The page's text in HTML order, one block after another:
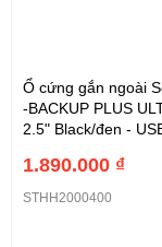
Ổ cứng gắn ngoài
-BACKUP PLUS
2.5" Black/đen -
1.890.000 ₫
STHH2000400